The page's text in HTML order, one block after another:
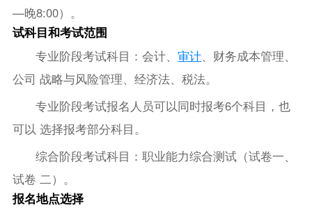
—晚8:00）。
试科目和考试范围
专业阶段考试科目：会计、审计、财务成本管理、
公司 战略与风险管理、经济法、税法。
专业阶段考试报名人员可以同时报考6个科目，也
可以 选择报考部分科目。
综合阶段考试科目：职业能力综合测试（试卷一、
试卷 二）。
报名地点选择